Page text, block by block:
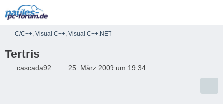
C/C++, Visual C++, Visual C++.NET
Tertris
cascada92 25. März 2009 um 19:34